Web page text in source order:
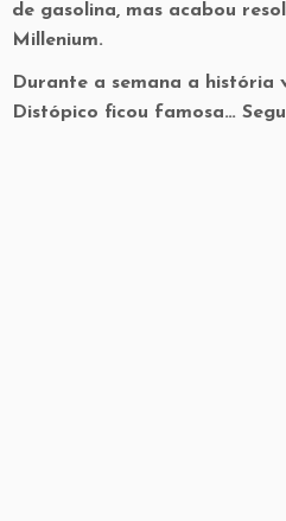
de gasolina, mas acabou
Millenium.
Durante a semana a história
Distópico ficou famosa…